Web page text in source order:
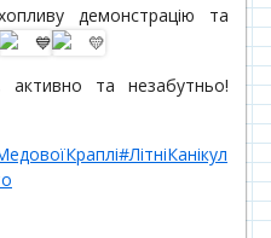
демонстрацію та
та незабутньо!
#ЛітніКанікул